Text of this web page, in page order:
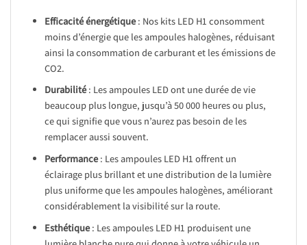
Efficacité énergétique: Nos kits LED H1 consomment
moins d’énergie que les ampoules halogènes, réduisant
ainsi la consommation de carburant et les émissions de
CO2.
Durabilité: Les ampoules LED ont une durée de vie
beaucoup plus longue, jusqu’à 50 000 heures ou plus,
ce qui signifie que vous n’aurez pas besoin de les
remplacer aussi souvent.
Performance: Les ampoules LED H1 offrent un
éclairage plus brillant et une distribution de la lumière
plus uniforme que les ampoules halogènes, améliorant
considérablement la visibilité sur la route.
Esthétique: Les ampoules LED H1 produisent une